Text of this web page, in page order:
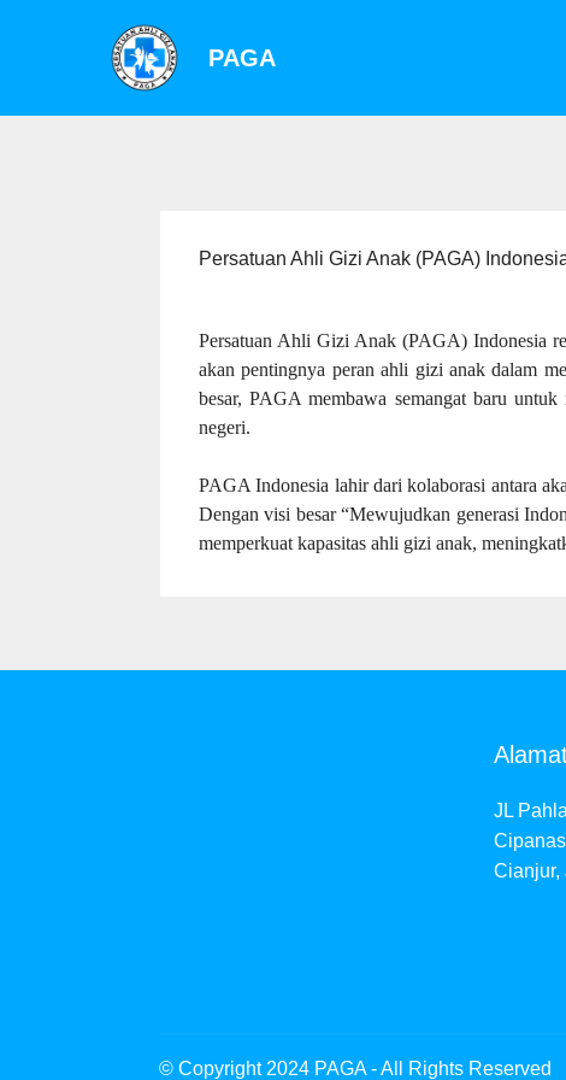
PAGA
Persatuan Ahli Gizi Anak (PAGA)
Persatuan Ahli Gizi Anak (PAGA) Indonesia
akan pentingnya peran ahli gizi anak dalam
besar, PAGA membawa semangat baru
negeri.
PAGA Indonesia lahir dari kolaborasi antara
Dengan visi besar “Mewujudkan generasi
memperkuat kapasitas ahli gizi anak,
JL
Cianjur,
© Copyright 2024 PAGA - All Rights Reserved